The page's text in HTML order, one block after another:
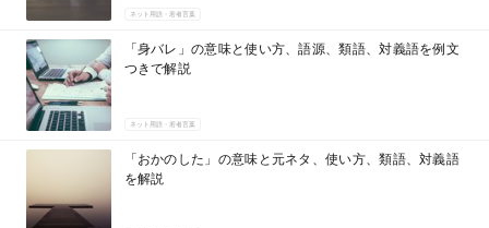
ネット用語・若者言葉
「身バレ」の意味と使い方、語源、類語、対義語を例文
つきで解説
ネット用語・若者言葉
「おかのした」の意味と元ネタ、使い方、類語、対義語
を解説